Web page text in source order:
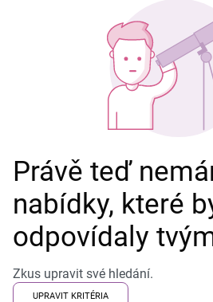
Právě teď
nabídky, které
odpovídaly
Zkus upravit své hledání.
UPRAVIT KRITÉRIA